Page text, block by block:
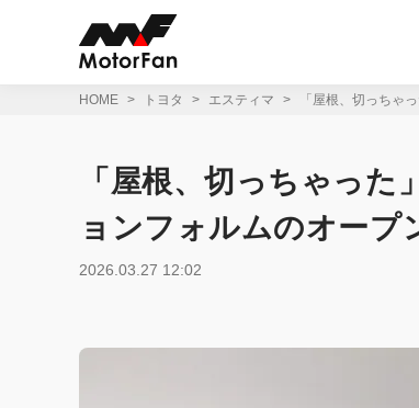
HOME トヨタ エスティマ 「屋根、切っちゃ
「屋根、切っちゃっ
ョンフォルムのオープ
2026.03.27 12:02